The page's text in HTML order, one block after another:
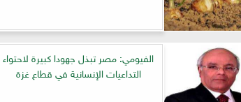
الفيومي: مصر تبذل جهودا كبيرة لاحتواء
التداعيات الإنسانية في قطاع غزة